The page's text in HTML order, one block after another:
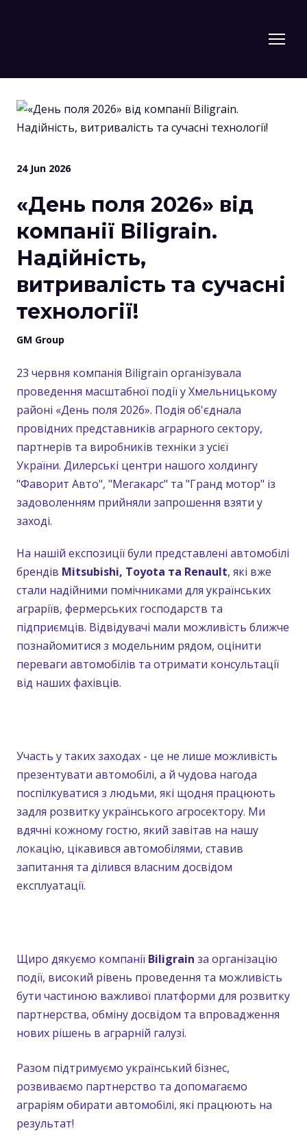
24 Jun 2026
«День поля 2026» від
компанії Biligrain.
Надійність,
витривалість та сучасні
технології!
GM Group
23 червня компанія Biligrain організувала
проведення масштабної події у Хмельницькому
районі «День поля 2026». Подія об'єднала
провідних представників аграрного сектору,
партнерів та виробників техніки з усієї
України. Дилерські центри нашого холдингу
"Фаворит Авто", "Мегакарс" та "Гранд мотор" із
задоволенням прийняли запрошення взяти у
заході.
На нашій експозиції були представлені автомобілі
брендів Mitsubishi, Toyota та Renault, які вже
стали надійними помічниками для українських
аграріїв, фермерських господарств та
підприємців. Відвідувачі мали можливість ближче
познайомитися з модельним рядом, оцінити
переваги автомобілів та отримати консультації
від наших фахівців.
Участь у таких заходах - це не лише можливість
презентувати автомобілі, а й чудова нагода
поспілкуватися з людьми, які щодня працюють
задля розвитку українського агросектору. Ми
вдячні кожному гостю, який завітав на нашу
локацію, цікавився автомобілями, ставив
запитання та ділився власним досвідом
експлуатації.
Щиро дякуємо компанії Biligrain за організацію
події, високий рівень проведення та можливість
бути частиною важливої платформи для розвитку
партнерства, обміну досвідом та впровадження
нових рішень в аграрній галузі.
Разом підтримуємо український бізнес,
розвиваємо партнерство та допомагаємо
аграріям обирати автомобілі, які працюють на
результат!